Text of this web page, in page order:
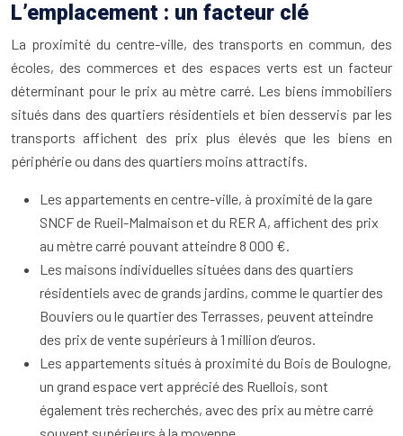
L’emplacement : un facteur clé
La proximité du centre-ville, des transports en commun, des
écoles, des commerces et des espaces verts est un facteur
déterminant pour le prix au mètre carré. Les biens immobiliers
situés dans des quartiers résidentiels et bien desservis par les
transports affichent des prix plus élevés que les biens en
périphérie ou dans des quartiers moins attractifs.
Les appartements en centre-ville, à proximité de la gare
SNCF de Rueil-Malmaison et du RER A, affichent des prix
au mètre carré pouvant atteindre 8 000 €.
Les maisons individuelles situées dans des quartiers
résidentiels avec de grands jardins, comme le quartier des
Bouviers ou le quartier des Terrasses, peuvent atteindre
des prix de vente supérieurs à 1 million d’euros.
Les appartements situés à proximité du Bois de Boulogne,
un grand espace vert apprécié des Ruellois, sont
également très recherchés, avec des prix au mètre carré